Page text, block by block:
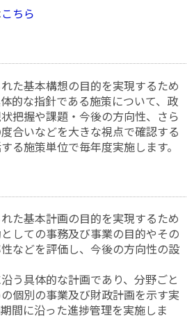
こちら
た基本構想の目的を実現するため
的な指針である施策について、政
把握や課題・今後の方向性、さら
合いなどを大きな視点で確認する
る施策単位で毎年度実施します。
た基本計画の目的を実現するため
しての事務及び事業の目的やその
などを評価し、今後の方向性の設
う具体的な計画であり、分野ごと
個別の事業及び財政計画を示す実
間に沿った進捗管理を実施しま